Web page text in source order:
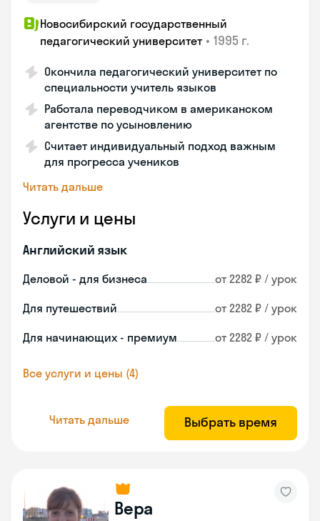
Новосибирский государственный
педагогический университет • 1995 г.
Окончила педагогический университет по
специальности учитель языков
Работала переводчиком в американском
агентстве по усыновлению
Считает индивидуальный подход важным
для прогресса учеников
Читать дальше
Услуги и цены
Английский язык
Деловой - для бизнеса от 2282 ₽ / урок
Для путешествий от 2282 ₽ / урок
Для начинающих - премиум от 2282 ₽ / урок
Все услуги и цены (4)
Читать дальше Выбрать время
Вера